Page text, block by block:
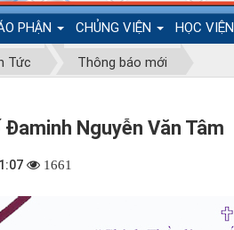
PHẬN CHỦNG VIỆN HỌC VIỆN
Tức Thông báo mới
Nguyễn Văn Tâm
1661